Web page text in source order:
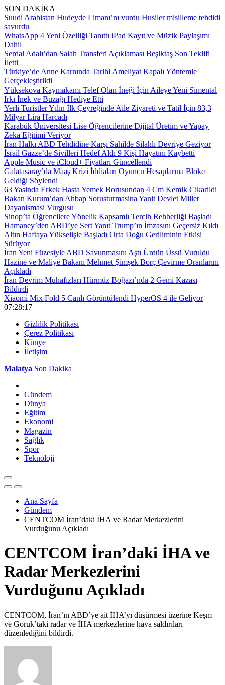
SON DAKİKA
Suudi Arabistan Hudeyde Limanı’nı vurdu Husiler misilleme tehdidi
savurdu
WhatsApp 4 Yeni Özelliği Tanıttı iPad Kayıt ve Müzik Paylaşımı
Dahil
Serdal Adalı’dan Salah Transferi Açıklaması Beşiktaş Son Teklifi
İletti
Türkiye’de Anne Karnında Tarihi Ameliyat Kapalı Yöntemle
Gerçekleştirildi
Yüksekova Kaymakamı Telef Olan İneği İçin Aileye Yeni Simental
Irkı İnek ve Buzağı Hediye Etti
Yerli Turistler Yılın İlk Çeyreğinde Aile Ziyareti ve Tatil İçin 83,3
Milyar Lira Harcadı
Karabük Üniversitesi Lise Öğrencilerine Dijital Üretim ve Yapay
Zeka Eğitimi Veriyor
İran Halkı ABD Tehdidine Karşı Sahilde Silahlı Devriye Geziyor
İsrail Gazze’de Sivilleri Hedef Aldı 9 Kişi Hayatını Kaybetti
Apple Music ve iCloud+ Fiyatları Güncellendi
Galatasaray’da Maaş Krizi İddiaları Oyuncu Hesaplarına Bloke
Geldiği Söylendi
63 Yasinda Erkek Hasta Yemek Borusundan 4 Cm Kemik Cikarildi
Bakan Kurum’dan Ahbap Sorusturmasina Yanit Devlet Millet
Dayanismasi Vurgusu
Sinop’ta Öğrencilere Yönelik Kapsamlı Tercih Rehberliği Başladı
Hamaney’den ABD’ye Sert Yanıt Trump’ın İmzasını Geçersiz Kıldı
Altın Haftaya Yükselişle Başladı Orta Doğu Geriliminin Etkisi
Sürüyor
İran Yeni Füzesiyle ABD Savunmasını Aştı Ürdün Üssü Vuruldu
Hazine ve Maliye Bakanı Mehmet Şimşek Borç Çevirme Oranlarını
Açıkladı
İran Devrim Muhafızları Hürmüz Boğazı’nda 2 Gemi Kazası
Bildirdi
Xiaomi Mix Fold 5 Canlı Görüntülendi HyperOS 4 ile Geliyor
07:28:17
Gizlilik Politikası
Çerez Politikası
Künye
İletişim
Malatya Son Dakika
Gündem
Dünya
Eğitim
Ekonomi
Magazin
Sağlık
Spor
Teknoloji
Ana Sayfa
Gündem
CENTCOM İran’daki İHA ve Radar Merkezlerini
Vurduğunu Açıkladı
CENTCOM İran’daki İHA ve
Radar Merkezlerini
Vurduğunu Açıkladı
CENTCOM, İran’ın ABD’ye ait İHA’yı düşürmesi üzerine Keşm
ve Goruk’taki radar ve İHA merkezlerine hava saldırıları
düzenlediğini bildirdi.